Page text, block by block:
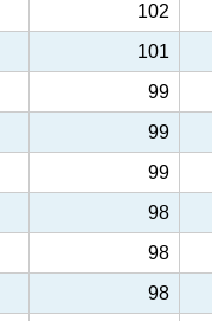
102
101
99
99
99
98
98
98